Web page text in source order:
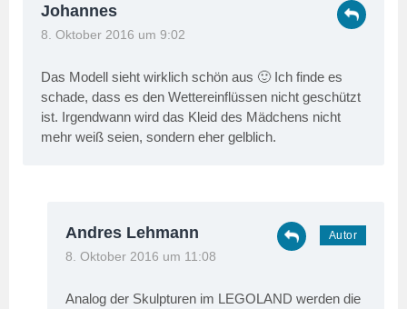
Johannes
8. Oktober 2016 um 9:02
Das Modell sieht wirklich schön aus 🙂 Ich finde es
schade, dass es den Wettereinflüssen nicht geschützt
ist. Irgendwann wird das Kleid des Mädchens nicht
mehr weiß seien, sondern eher gelblich.
Andres Lehmann
8. Oktober 2016 um 11:08
Analog der Skulpturen im LEGOLAND werden die